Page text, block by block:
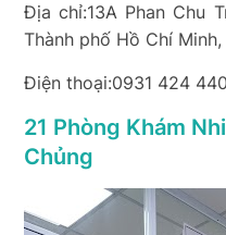
Địa chỉ:13A Phan Chu
Thành phố Hồ Chí
Điện thoại:0931 424 440
21 Phòng Khám
Chủng